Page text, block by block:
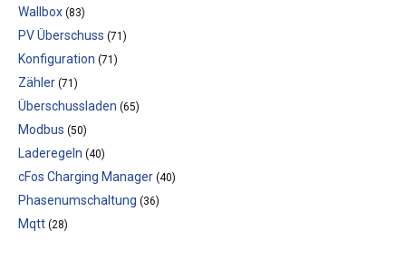
Wallbox (83)
PV Überschuss (71)
Konfiguration (71)
Zähler (71)
Überschussladen (65)
Modbus (50)
Laderegeln (40)
cFos Charging Manager (40)
Phasenumschaltung (36)
Mqtt (28)